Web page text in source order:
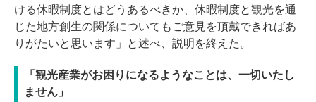
ける休暇制度とはどうあるべきか、休暇制度と観光を通
じた地方創生の関係についてもご意見を頂戴できればあ
りがたいと思います」と述べ、説明を終えた。
「観光産業がお困りになるようなことは、一切いたし
ません」